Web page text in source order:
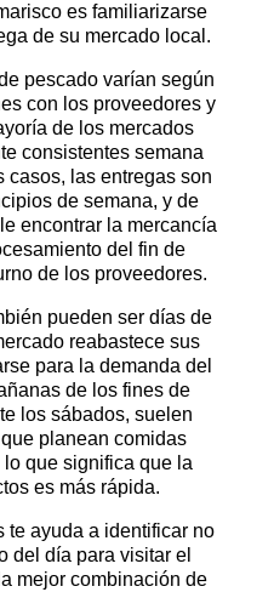
es familiarizarse
de su mercado local.
pescado varían según
con los proveedores y
de los mercados
consistentes semana
casos, las entregas son
de semana, y de
encontrar la mercancía
del fin de
de los proveedores.
pueden ser días de
reabastece sus
para la demanda del
de los fines de
los sábados, suelen
planean comidas
que significa que la
es más rápida.
te ayuda a identificar no
del día para visitar el
mejor combinación de